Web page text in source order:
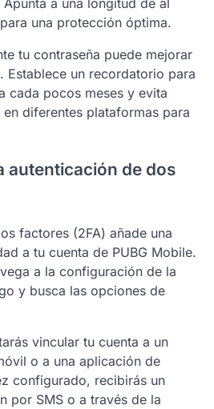
una protección óptima.
tu contraseña puede mejorar
Establece un recordatorio para
cada pocos meses y evita
diferentes plataformas para
autenticación de dos
factores (2FA) añade una
a tu cuenta de PUBG Mobile.
a la configuración de la
y busca las opciones de
vincular tu cuenta a un
o a una aplicación de
configurado, recibirás un
por SMS o a través de la